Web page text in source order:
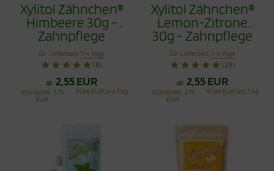
Xylitol Zähnchen®
Himbeere 30g -
Zahnpflege
Bonbons
Lieferzeit:1-4 Tage
(8)
ab 2,55 EUR
Stückpreis 2,75
EUR
91,66 EUR pro 1 kg
Xylitol Zähnchen®
Lemon-Zitrone
30g - Zahnpflege
Bonbons
Lieferzeit:1-4 Tage
(25)
ab 2,55 EUR
Stückpreis 2,75
EUR
91,66 EUR pro 1 kg